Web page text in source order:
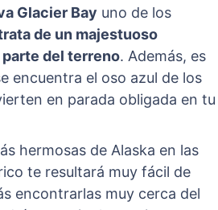
Glacier Bay uno de los
de un majestuoso
del terreno. Además, es
encuentra el oso azul de los
en parada obligada en tu
hermosas de Alaska en las
te resultará muy fácil de
encontrarlas muy cerca del